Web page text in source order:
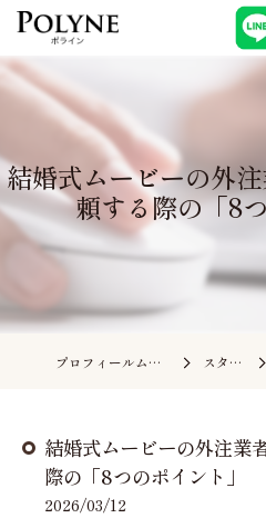
結婚式ムービーの外
頼する際の「8
プロフィールムービーの依頼ならポライン スタッフブログ
結婚式ムービーの外注業
際の「8つのポイント」
2026/03/12